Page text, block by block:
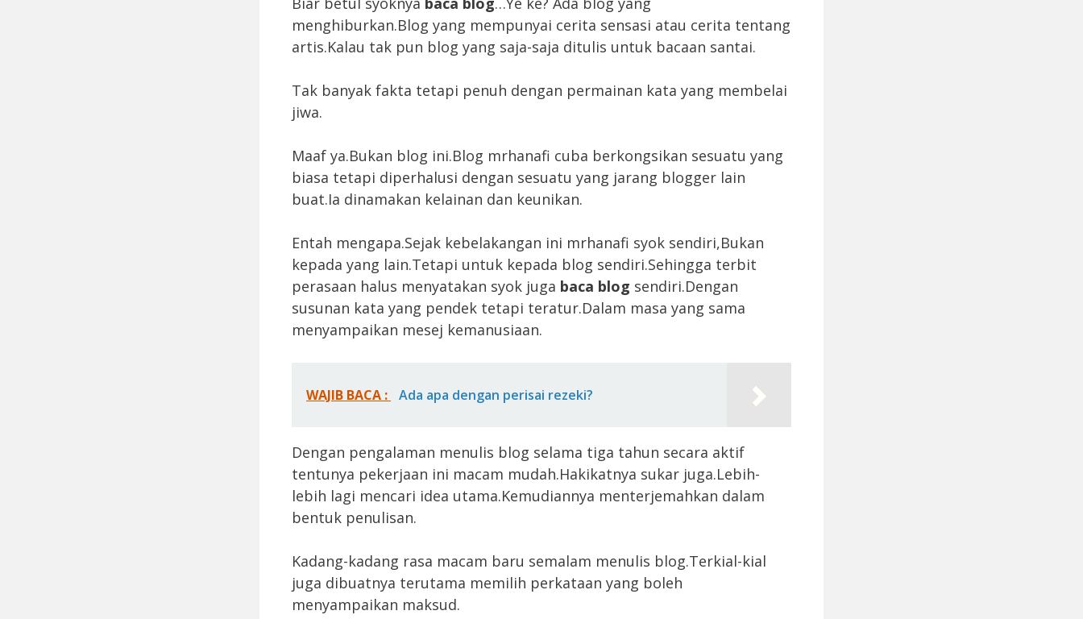
menghiburkan.Blog yang mempunyai cerita sensasi atau cerita tentang
artis.Kalau tak pun blog yang saja-saja ditulis untuk bacaan santai.
Tak banyak fakta tetapi penuh dengan permainan kata yang membelai
jiwa.
Maaf ya.Bukan blog ini.Blog mrhanafi cuba berkongsikan sesuatu yang
biasa tetapi diperhalusi dengan sesuatu yang jarang blogger lain
buat.Ia dinamakan kelainan dan keunikan.
Entah mengapa.Sejak kebelakangan ini mrhanafi syok sendiri,Bukan
kepada yang lain.Tetapi untuk kepada blog sendiri.Sehingga terbit
perasaan halus menyatakan syok juga baca blog sendiri.Dengan
susunan kata yang pendek tetapi teratur.Dalam masa yang sama
menyampaikan mesej kemanusiaan.
WAJIB BACA : Ada apa dengan perisai rezeki?
Dengan pengalaman menulis blog selama tiga tahun secara aktif
tentunya pekerjaan ini macam mudah.Hakikatnya sukar juga.Lebih-
lebih lagi mencari idea utama.Kemudiannya menterjemahkan dalam
bentuk penulisan.
Kadang-kadang rasa macam baru semalam menulis blog.Terkial-kial
juga dibuatnya terutama memilih perkataan yang boleh
menyampaikan maksud.